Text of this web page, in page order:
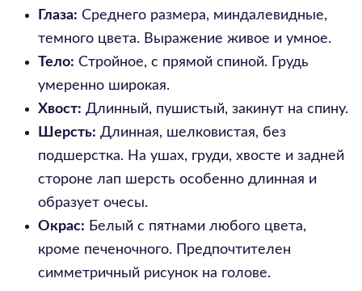
Глаза: Среднего размера, миндалевидные,
темного цвета. Выражение живое и умное.
Тело: Стройное, с прямой спиной. Грудь
умеренно широкая.
Хвост: Длинный, пушистый, закинут на спину.
Шерсть: Длинная, шелковистая, без
подшерстка. На ушах, груди, хвосте и задней
стороне лап шерсть особенно длинная и
образует очесы.
Окрас: Белый с пятнами любого цвета,
кроме печеночного. Предпочтителен
симметричный рисунок на голове.